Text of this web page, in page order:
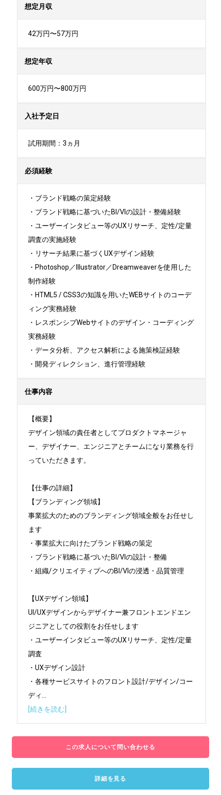
想定月収
42万円〜57万円
想定年収
600万円〜800万円
入社予定日
試用期間：3ヵ月
必須経験
・ブランド戦略の策定経験
・ブランド戦略に基づいたBI/VIの設計・整備経験
・ユーザーインタビュー等のUXリサーチ、定性/定量
調査の実施経験
・リサーチ結果に基づくUXデザイン経験
・Photoshop／Illustrator／Dreamweaverを使用した
制作経験
・HTML5 / CSS3の知識を用いたWEBサイトのコーデ
ィング実務経験
・レスポンシブWebサイトのデザイン・コーディング
実務経験
・データ分析、アクセス解析による施策検証経験
・開発ディレクション、進行管理経験
仕事内容
【概要】
デザイン領域の責任者としてプロダクトマネージャ
ー、デザイナー、エンジニアとチームになり業務を行
っていただきます。
【仕事の詳細】
【ブランディング領域】
事業拡大のためのブランディング領域全般をお任せし
ます
・事業拡大に向けたブランド戦略の策定
・ブランド戦略に基づいたBI/VIの設計・整備
・組織/クリエイティブへのBI/VIの浸透・品質管理
【UXデザイン領域】
UI/UXデザインからデザイナー兼フロントエンドエン
ジニアとしての役割をお任せします
・ユーザーインタビュー等のUXリサーチ、定性/定量
調査
・UXデザイン設計
・各種サービスサイトのフロント設計/デザイン/コー
ディ
[続きを読む]
この求人について問い合わせる
詳細を見る